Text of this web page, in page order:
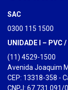
SAC
0300 115 1500
UNIDADE I – PVC /
(11) 4529-1500
Avenida Joaquim
CEP: 13318-358 -
CNPJ: 67.731.091/